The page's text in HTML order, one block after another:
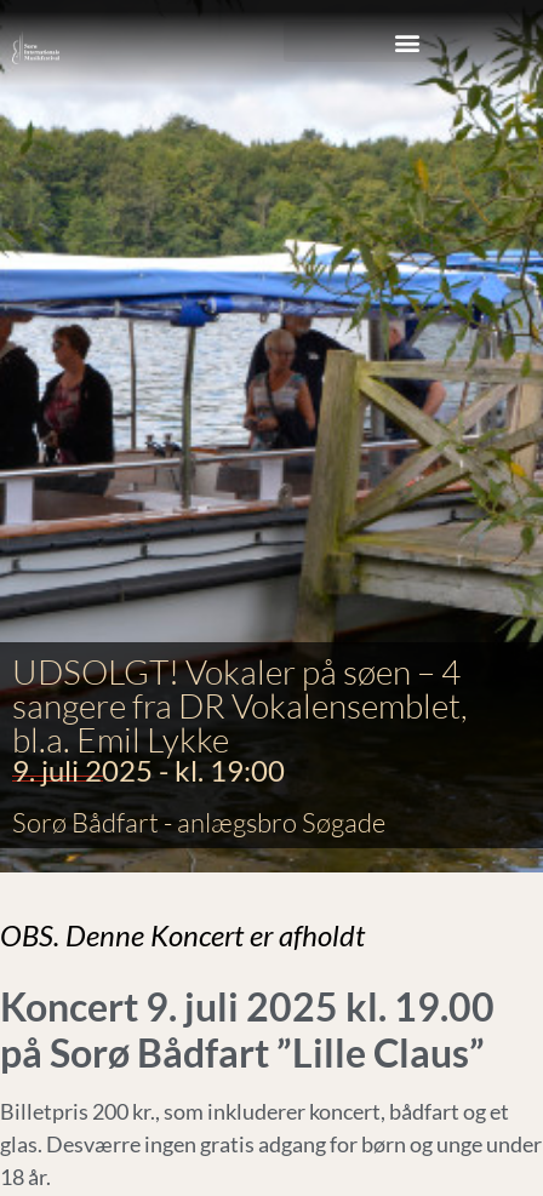
UDSOLGT! Vokaler på søen – 4
sangere fra DR Vokalensemblet,
bl.a. Emil Lykke
9. juli 2025 - kl. 19:00
Sorø Bådfart - anlægsbro Søgade
OBS. Denne Koncert er afholdt
Koncert 9. juli 2025 kl. 19.00
på Sorø Bådfart ”Lille Claus”
Billetpris 200 kr., som inkluderer koncert, bådfart og et
glas. Desværre ingen gratis adgang for børn og unge under
18 år.